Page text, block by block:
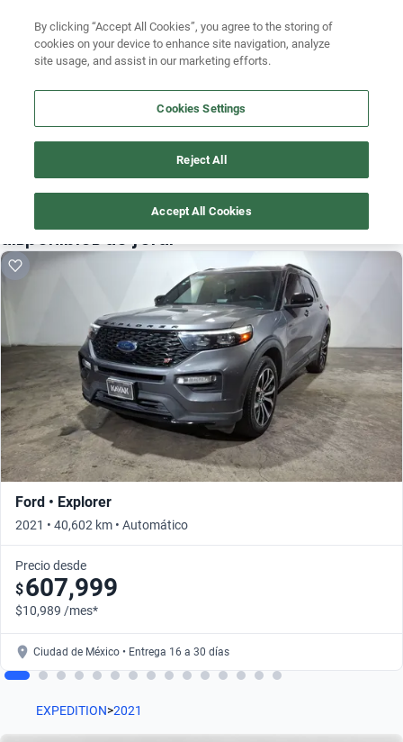
Ubicación
Busca por año
Busca por marca
¡Vaya! Alguien más se llevó este auto pero, aquí hay más que
¡Descubre otros modelos que tenemos
disponibles de ford!
Ford • Explorer
2021 • 40,602 km • Automático
Precio desde
$607,999
$10,989 /mes*
Ciudad de México • Entrega 16 a 30 días
EXPEDITION>2021
By clicking “Accept All Cookies”, you agree to the storing of
cookies on your device to enhance site navigation, analyze
site usage, and assist in our marketing efforts.
Cookies Settings
Reject All
Accept All Cookies